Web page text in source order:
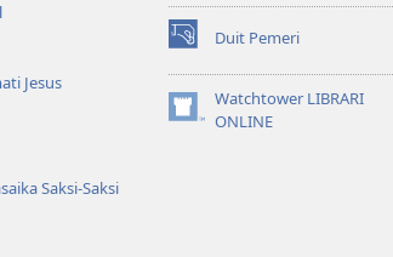
Jesus
Saksi-Saksi
Duit Pemeri
(opens
new
window)Watchtower LIBRARI
ONLINE
(opens